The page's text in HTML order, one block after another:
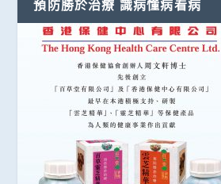
預防勝於治療 識病懂病看病